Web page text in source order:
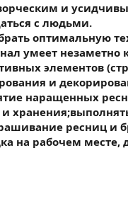
и
с людьми.
оптимальную
умеет незаметно
элементов
и
наращенных
ресниц и
на рабочем